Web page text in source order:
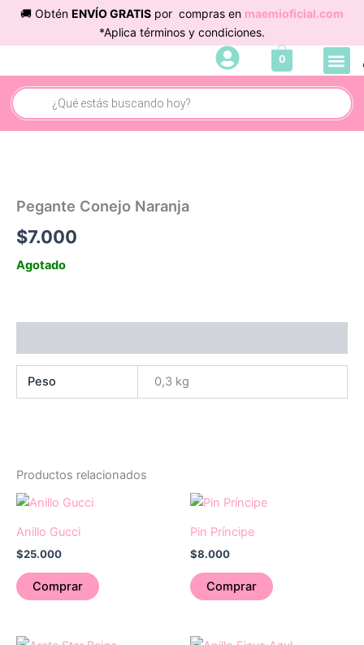
contenido
🚚 Obtén ENVÍO GRATIS por compras en maemioficial.com
*Aplica términos y condiciones.
0
Búsqueda
de
productos
Pegante Conejo Naranja
$7.000
Agotado
Peso 0,3 kg
Productos relacionados
Anillo Gucci
$25.000
Comprar
Pin Príncipe
$8.000
Comprar